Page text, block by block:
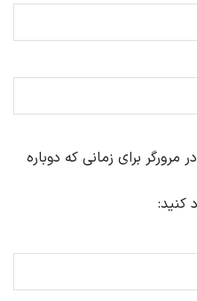
برای زمانی که دوباره
کنید: